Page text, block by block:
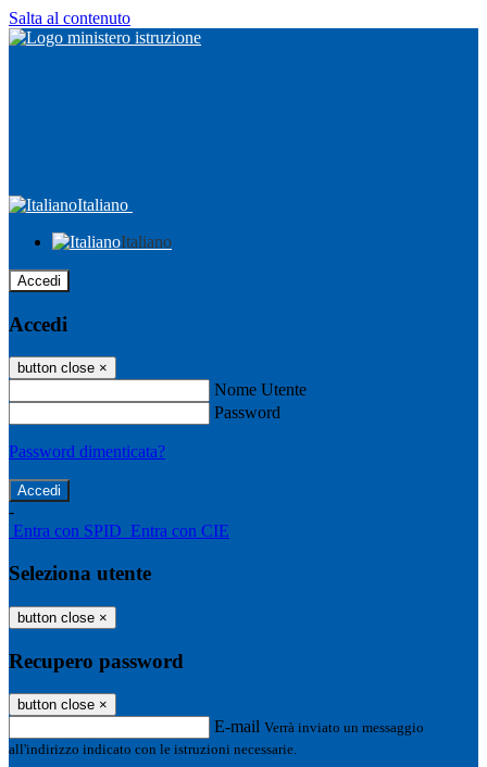
Salta al contenuto
Italiano
Italiano
Accedi
Accedi
button close ×
Nome Utente
Password
Password dimenticata?
-
Entra con SPID Entra con CIE
Seleziona utente
button close ×
Recupero password
button close ×
E-mail Verrà inviato un messaggio
all'indirizzo indicato con le istruzioni necessarie.